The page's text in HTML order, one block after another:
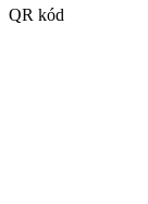
QR kód